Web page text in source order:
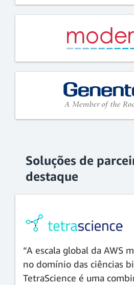
Soluções de
destaque
“A escala global da AWS
no domínio das ciências
TetraScience é uma